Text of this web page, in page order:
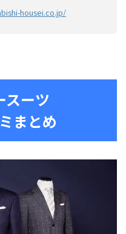
housei.co.jp/
スーツ
まとめ